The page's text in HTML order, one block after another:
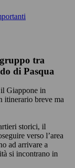
tra
di Pasqua
Giappone in
itinerario breve ma
storici, il
verso l’area
ad arrivare a
si incontrano in